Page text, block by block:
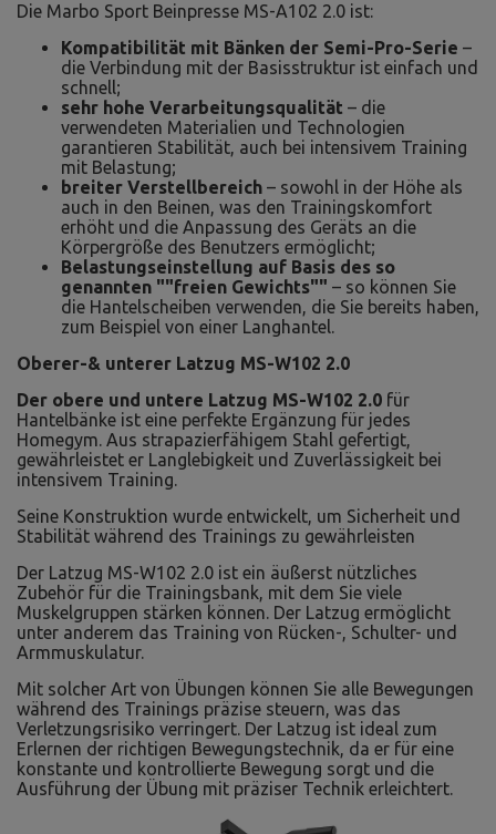
Die Marbo Sport Beinpresse MS-A102 2.0 ist:
Kompatibilität mit Bänken der Semi-Pro-Serie –
die Verbindung mit der Basisstruktur ist einfach und
schnell;
sehr hohe Verarbeitungsqualität – die
verwendeten Materialien und Technologien
garantieren Stabilität, auch bei intensivem Training
mit Belastung;
breiter Verstellbereich – sowohl in der Höhe als
auch in den Beinen, was den Trainingskomfort
erhöht und die Anpassung des Geräts an die
Körpergröße des Benutzers ermöglicht;
Belastungseinstellung auf Basis des so
genannten ""freien Gewichts"" – so können Sie
die Hantelscheiben verwenden, die Sie bereits haben,
zum Beispiel von einer Langhantel.
Oberer-& unterer Latzug MS-W102 2.0
Der obere und untere Latzug MS-W102 2.0 für
Hantelbänke ist eine perfekte Ergänzung für jedes
Homegym. Aus strapazierfähigem Stahl gefertigt,
gewährleistet er Langlebigkeit und Zuverlässigkeit bei
intensivem Training.
Seine Konstruktion wurde entwickelt, um Sicherheit und
Stabilität während des Trainings zu gewährleisten
Der Latzug MS-W102 2.0 ist ein äußerst nützliches
Zubehör für die Trainingsbank, mit dem Sie viele
Muskelgruppen stärken können. Der Latzug ermöglicht
unter anderem das Training von Rücken-, Schulter- und
Armmuskulatur.
Mit solcher Art von Übungen können Sie alle Bewegungen
während des Trainings präzise steuern, was das
Verletzungsrisiko verringert. Der Latzug ist ideal zum
Erlernen der richtigen Bewegungstechnik, da er für eine
konstante und kontrollierte Bewegung sorgt und die
Ausführung der Übung mit präziser Technik erleichtert.